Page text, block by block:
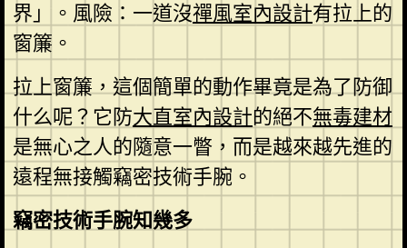
界」。風險：一道沒禪風室內設計有拉上的
窗簾。
拉上窗簾，這個簡單的動作畢竟是為了防御
什么呢？它防大直室內設計的絕不無毒建材
是無心之人的隨意一瞥，而是越來越先進的
遠程無接觸竊密技術手腕。
竊密技術手腕知幾多